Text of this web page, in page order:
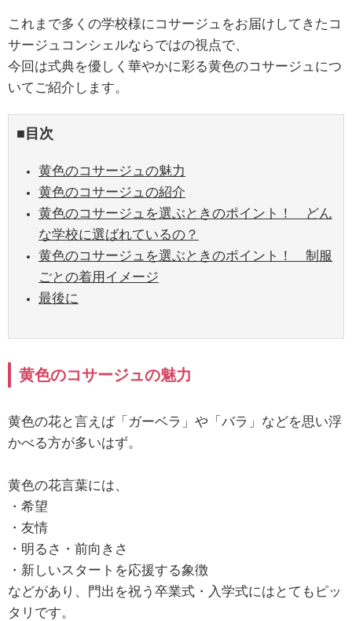
これまで多くの学校様にコサージュをお届けしてきたコ
サージュコンシェルならではの視点で、
今回は式典を優しく華やかに彩る黄色のコサージュにつ
いてご紹介します。
■目次
黄色のコサージュの魅力
黄色のコサージュの紹介
黄色のコサージュを選ぶときのポイント！ どん
な学校に選ばれているの？
黄色のコサージュを選ぶときのポイント！ 制服
ごとの着用イメージ
最後に
黄色のコサージュの魅力
黄色の花と言えば「ガーベラ」や「バラ」などを思い浮
かべる方が多いはず。
黄色の花言葉には、
・希望
・友情
・明るさ・前向きさ
・新しいスタートを応援する象徴
などがあり、門出を祝う卒業式・入学式にはとてもピッ
タリです。